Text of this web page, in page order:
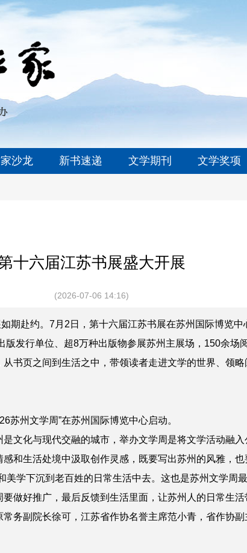
沙龙 新书速递 文学期刊 文学奖项
十六届江苏书展盛大开展
(2026-07-06 14:16)
期赴约。7月2日，第十六届江苏书展在苏州国际博览中
版发行单位、超8万种出版物参展苏州主展场，150余场
书页之间到生活之中，带领读者走进文学的世界、领
苏州文学周”在苏州国际博览中心启动。
是文化与现代交融的城市，举办文学周是将文学活动融
和生活处境中汲取创作灵感，既要写出苏州的风雅，也
学下沉到老百姓的日常生活中去。这也是苏州文学周
做好推广，最后反馈到生活里面，让苏州人的日常生活
常务副院长徐可 ， 江苏省作协名誉主席范小青 ， 省作协副